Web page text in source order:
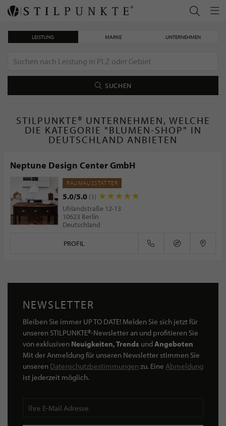
LEISTUNG MARKE UNTERNEHMEN
SUCHEN
STILPUNKTE® UNTERNEHMEN, WELCHE
DIE KATEGORIE "BLUMEN-SHOP" IN
DEUTSCHLAND ANBIETEN
Neptune Design Center GmbH
RAUMAUSSTATTER
5.0/5.0 (1)
Uhlandstraße 12-13
10623 Berlin
Deutschland
PROFIL
NEWSLETTER
Bleiben Sie immer UP TO DATE! Melden Sie sich jetzt für
unseren STILPUNKTE®-Newsletter an und profitieren Sie
von exklusiven Neuigkeiten, Trends undAngeboten
Mit der Anmeldung für unseren Newsletter stimmen Sie
unseren Datenschutzbestimmungen zu. Eine Abmeldung
ist jederzeit möglich.